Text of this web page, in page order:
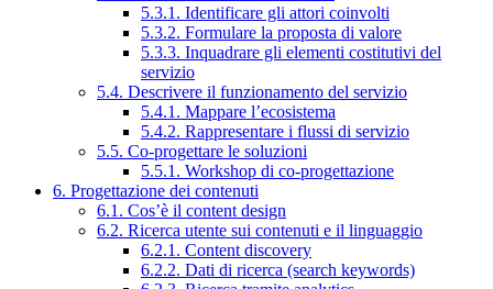
5.3.1. Identificare gli attori coinvolti
5.3.2. Formulare la proposta di valore
5.3.3. Inquadrare gli elementi costitutivi del
servizio
5.4. Descrivere il funzionamento del servizio
5.4.1. Mappare l’ecosistema
5.4.2. Rappresentare i flussi di servizio
5.5. Co-progettare le soluzioni
5.5.1. Workshop di co-progettazione
6. Progettazione dei contenuti
6.1. Cos’è il content design
6.2. Ricerca utente sui contenuti e il linguaggio
6.2.1. Content discovery
6.2.2. Dati di ricerca (search keywords)